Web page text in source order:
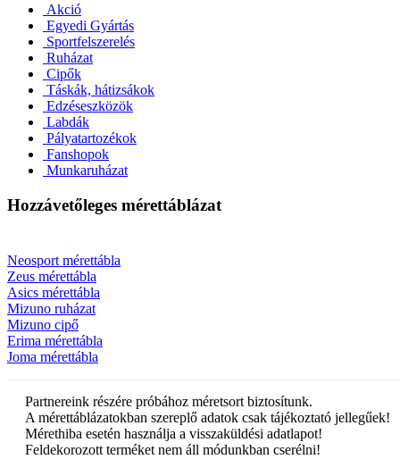
Akció
Egyedi Gyártás
Sportfelszerelés
Ruházat
Cipők
Táskák, hátizsákok
Edzéseszközök
Labdák
Pályatartozékok
Fanshopok
Munkaruházat
Hozzávetőleges mérettáblázat
Neosport mérettábla
Zeus mérettábla
Asics mérettábla
Mizuno ruházat
Mizuno cipő
Erima mérettábla
Joma mérettábla
Partnereink részére próbához méretsort biztosítunk.
A mérettáblázatokban szereplő adatok csak tájékoztató jellegűek!
Mérethiba esetén használja a visszaküldési adatlapot!
Feldekorozott terméket nem áll módunkban cserélni!